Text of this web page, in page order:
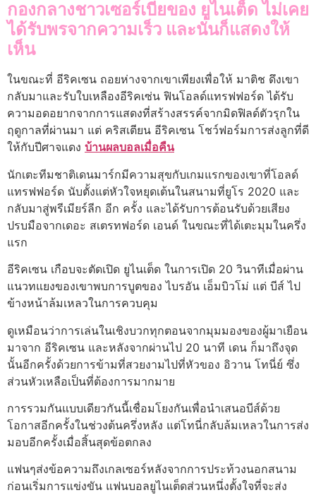
กองกลางชาวเซอร์เบียของ ยูไนเต็ด ไม่เคย
ได้รับพรจากความเร็ว และนั่นก็แสดงให้
เห็น
ในขณะที่ อีริคเซน ถอยห่างจากเขาเพียงเพื่อให้ มาติช ดึงเขา
กลับมาและรับใบเหลืองอีริคเซ่น ฟินโอลด์แทรฟฟอร์ด ได้รับ
ความอดอยากจากการแสดงที่สร้างสรรค์จากมิดฟิลด์ตัวรุกใน
ฤดูกาลที่ผ่านมา แต่ คริสเตียน อีริคเซน โชว์ฟอร์มการส่งลูกที่ดี
ให้กับปีศาจแดง บ้านผลบอลเมื่อคืน
นักเตะทีมชาติเดนมาร์กมีความสุขกับเกมแรกของเขาที่โอลด์
แทรฟฟอร์ด นับตั้งแต่หัวใจหยุดเต้นในสนามที่ยูโร 2020 และ
กลับมาสู่พรีเมียร์ลีก อีก ครั้ง และได้รับการต้อนรับด้วยเสียง
ปรบมือจากเดอะ สเตรทฟอร์ด เอนด์ ในขณะที่ได้เตะมุมในครึ่ง
แรก
อีริคเซน เกือบจะตัดเปิด ยูไนเต็ด ในการเปิด 20 วินาทีเมื่อผ่าน
แนวทแยงของเขาพบการบูตของ ไบรอัน เอ็มบิวโม่ แต่ บีส์ ไป
ข้างหน้าล้มเหลวในการควบคุม
ดูเหมือนว่าการเล่นในเชิงบวกทุกตอนจากมุมมองของผู้มาเยือน
มาจาก อีริคเซน และหลังจากผ่านไป 20 นาที เดน ก็มาถึงจุด
นั้นอีกครั้งด้วยการข้ามที่สวยงามไปที่หัวของ อิวาน โทนี่ย์ ซึ่ง
ส่วนหัวเหลือเป็นที่ต้องการมากมาย
การรวมกันแบบเดียวกันนี้เชื่อมโยงกันเพื่อนำเสนอบีส์ด้วย
โอกาสอีกครั้งในช่วงต้นครึ่งหลัง แต่โทนี่กลับล้มเหลวในการส่ง
มอบอีกครั้งเมื่อสิ้นสุดข้อตกลง
แฟนๆส่งข้อความถึงเกลเซอร์หลังจากการประท้วงนอกสนาม
ก่อนเริ่มการแข่งขัน แฟนบอลยูไนเต็ดส่วนหนึ่งตั้งใจที่จะส่ง